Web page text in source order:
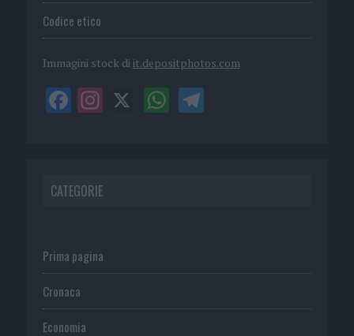
Codice etico
Immagini stock di it.depositphotos.com
CATEGORIE
Prima pagina
Cronaca
Economia